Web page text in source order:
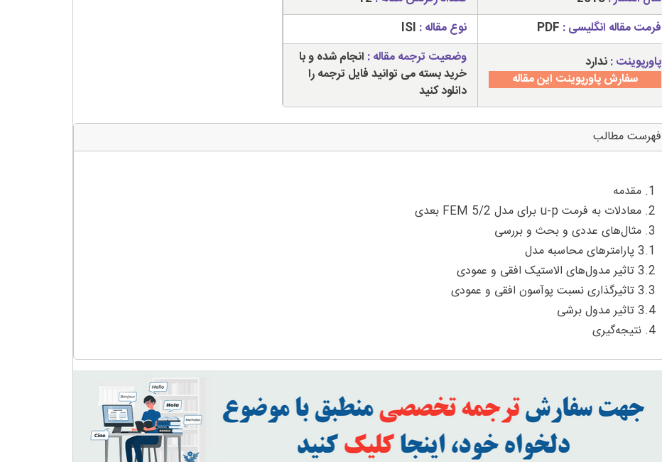
فرمت مقاله انگلیسی : PDF نوع مقاله : ISI
پاورپوینت :ندارد
سفارش پاورپوینت این مقاله
وضعیت ترجمه مقاله : انجام شده و با
خرید بسته می توانید فایل ترجمه را
دانلود کنید
روی
عدد
فهرست مطالب
4. نتیجه‌گیری